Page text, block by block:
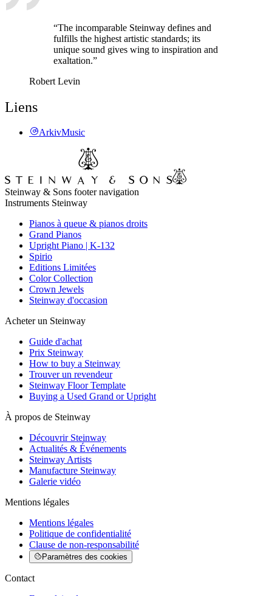
“The incomparable Steinway defines and
fulfills the highest artistic standards; its
unique sound gives wing to inspiration and
exaltation.”
Robert Levin
Liens
ArkivMusic
Steinway & Sons footer navigation
Instruments Steinway
Pianos à queue & pianos droits
Grand Pianos
Upright Piano | K-132
Spirio
Editions Limitées
Color Collection
Crown Jewels
Steinway d'occasion
Acheter un Steinway
Guide d'achat
Prix Steinway
How to buy a Steinway
Trouver un revendeur
Steinway Floor Template
Buying a Used Grand or Upright
À propos de Steinway
Découvrir Steinway
Actualités & Événements
Steinway Artists
Manufacture Steinway
Galerie vidéo
Mentions légales
Mentions légales
Politique de confidentialité
Clause de non-responsabilité
Paramètres des cookies
Contact